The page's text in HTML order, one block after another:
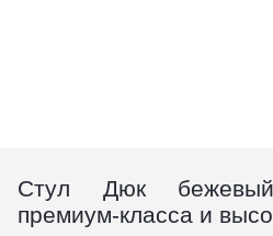
Стул Дюк
премиум-класса и